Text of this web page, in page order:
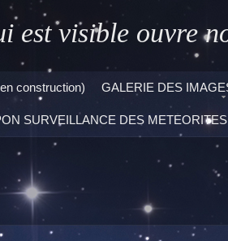
est visible ouvre
construction) GALERIE DES
SURVEILLANCE DES METEORITES